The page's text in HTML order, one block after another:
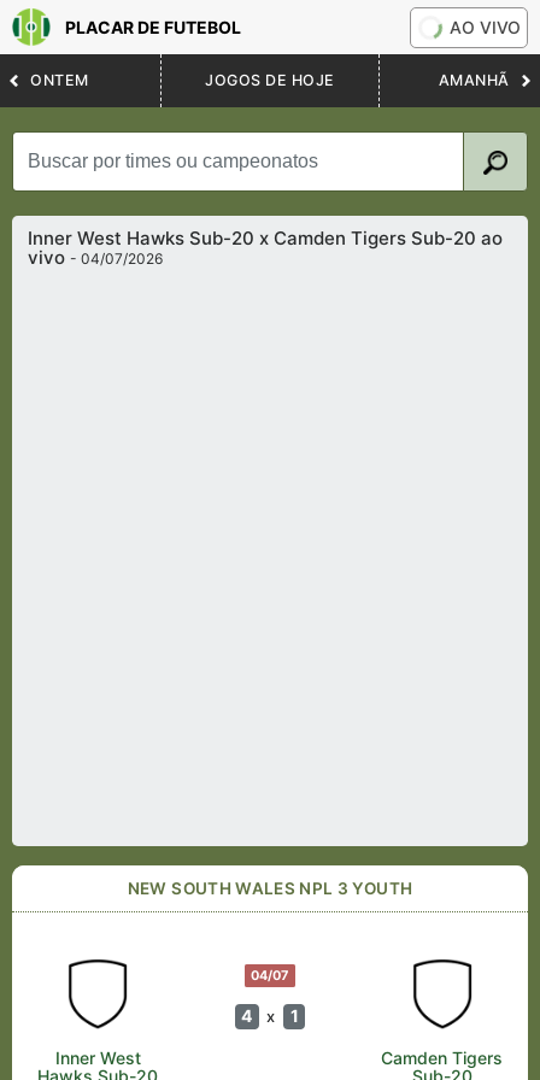
PLACAR DE FUTEBOL AO VIVO
ONTEM JOGOS DE HOJE AMANHÃ
Inner West Hawks Sub-20 x Camden Tigers Sub-20 ao
vivo- 04/07/2026
NEW SOUTH WALES NPL 3 YOUTH
04/07
4 x 1
Inner West
Hawks Sub-20
Camden Tigers
Sub-20